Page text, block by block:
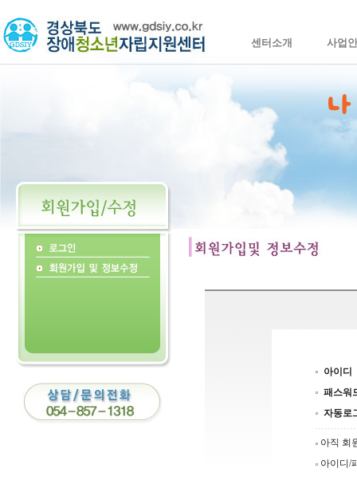
센터소개 사업
아이디
패스워
자동로
아직 회
아이디/